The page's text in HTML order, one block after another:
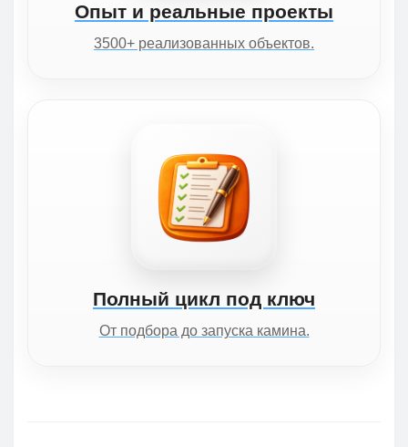
Опыт и реальные проекты
3500+ реализованных объектов.
Полный цикл под ключ
От подбора до запуска камина.